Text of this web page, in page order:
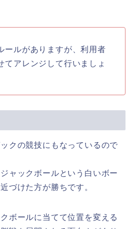
ールがありますが、利用者
てアレンジして行いましょ
クの競技にもなっているので
ャックボールという白いボー
づけた方が勝ちです。
ボールに当てて位置を変える